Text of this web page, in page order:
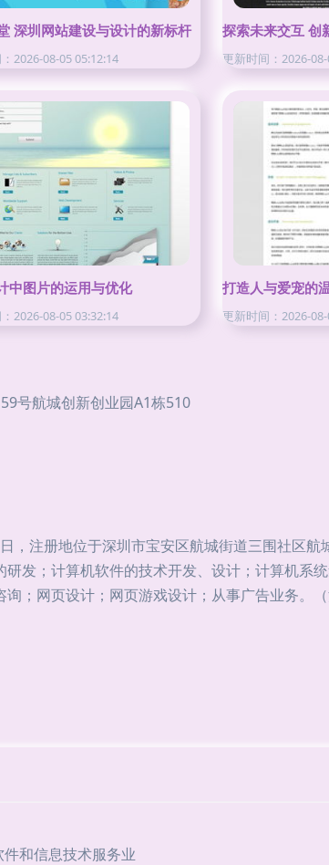
案深圳网站建设与设计的新标杆
2026-08-05 05:12:14
探索未来交互 创
更新时间：2026-
中图片的运用与优化
2026-08-05 03:32:14
打造人与爱宠的
更新时间：2026-
号航城创新创业园A1栋510
，注册地位于深圳市宝安区航城街道三围社区
发；计算机软件的技术开发、设计；计算机系
；网页设计；网页游戏设计；从事广告业务。
件和信息技术服务业